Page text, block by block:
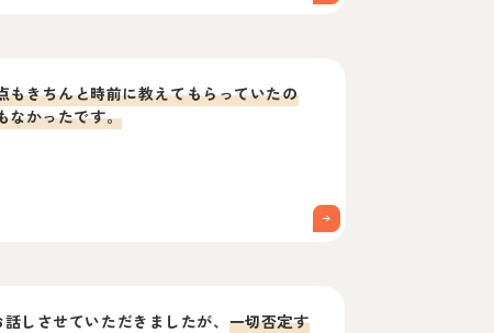
もきちんと時前に教えてもらっていたの
なかったです。
しさせていただきましたが、 一切否定す